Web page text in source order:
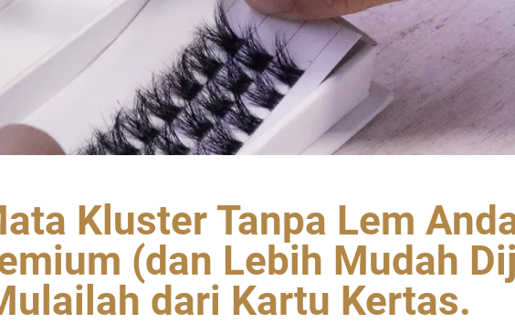
Kluster Tanpa Lem
(dan Lebih Mudah
dari Kartu Kertas.